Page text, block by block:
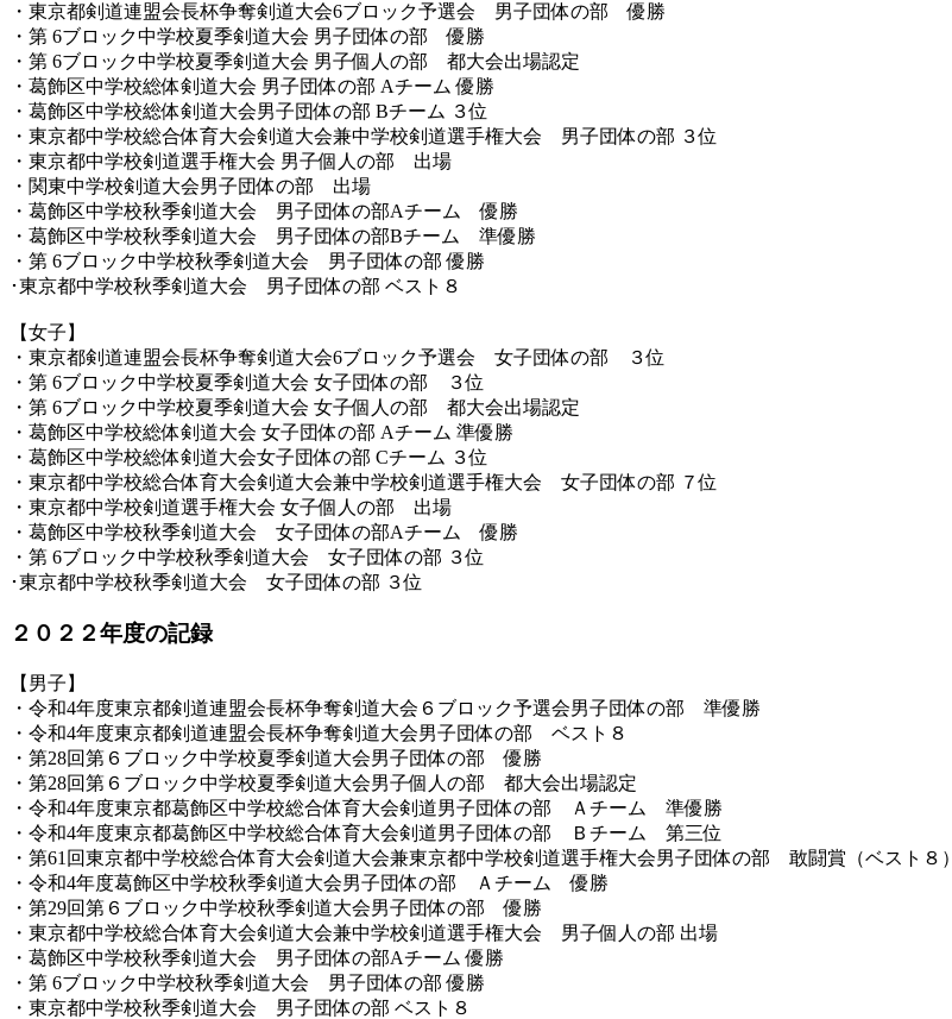
・東京都剣道連盟会長杯争奪剣道大会6ブロック予選会 男子団体の部 優勝
・第 6ブロック中学校夏季剣道大会 男子団体の部 優勝
・第 6ブロック中学校夏季剣道大会 男子個人の部 都大会出場認定
・葛飾区中学校総体剣道大会 男子団体の部 Aチーム 優勝
・葛飾区中学校総体剣道大会男子団体の部 Bチーム ３位
・東京都中学校総合体育大会剣道大会兼中学校剣道選手権大会 男子団体の部 ３位
・東京都中学校剣道選手権大会 男子個人の部 出場
・関東中学校剣道大会男子団体の部 出場
・葛飾区中学校秋季剣道大会 男子団体の部Aチーム 優勝
・葛飾区中学校秋季剣道大会 男子団体の部Bチーム 準優勝
・第 6ブロック中学校秋季剣道大会 男子団体の部 優勝
･東京都中学校秋季剣道大会 男子団体の部 ベスト８
【女子】
・東京都剣道連盟会長杯争奪剣道大会6ブロック予選会 女子団体の部 ３位
・第 6ブロック中学校夏季剣道大会 女子団体の部 ３位
・第 6ブロック中学校夏季剣道大会 女子個人の部 都大会出場認定
・葛飾区中学校総体剣道大会 女子団体の部 Aチーム 準優勝
・葛飾区中学校総体剣道大会女子団体の部 Cチーム ３位
・東京都中学校総合体育大会剣道大会兼中学校剣道選手権大会 女子団体の部 ７位
・東京都中学校剣道選手権大会 女子個人の部 出場
・葛飾区中学校秋季剣道大会 女子団体の部Aチーム 優勝
・第 6ブロック中学校秋季剣道大会 女子団体の部 ３位
･東京都中学校秋季剣道大会 女子団体の部 ３位
２０２２年度の記録
【男子】
・令和4年度東京都剣道連盟会長杯争奪剣道大会６ブロック予選会男子団体の部 準優勝
・令和4年度東京都剣道連盟会長杯争奪剣道大会男子団体の部 ベスト８
・第28回第６ブロック中学校夏季剣道大会男子団体の部 優勝
・第28回第６ブロック中学校夏季剣道大会男子個人の部 都大会出場認定
・令和4年度東京都葛飾区中学校総合体育大会剣道男子団体の部 Ａチーム 準優勝
・令和4年度東京都葛飾区中学校総合体育大会剣道男子団体の部 Ｂチーム 第三位
・第61回東京都中学校総合体育大会剣道大会兼東京都中学校剣道選手権大会男子団体の部 敢闘賞（ベスト８）
・令和4年度葛飾区中学校秋季剣道大会男子団体の部 Ａチーム 優勝
・第29回第６ブロック中学校秋季剣道大会男子団体の部 優勝
・東京都中学校総合体育大会剣道大会兼中学校剣道選手権大会 男子個人の部 出場
・葛飾区中学校秋季剣道大会 男子団体の部Aチーム 優勝
・第 6ブロック中学校秋季剣道大会 男子団体の部 優勝
・東京都中学校秋季剣道大会 男子団体の部 ベスト８